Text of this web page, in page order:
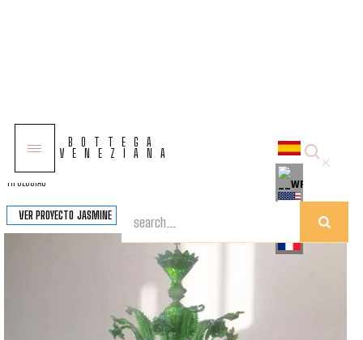
BOTTEGA
VENEZIANA
SOLUCIONES
TIPOLOGÍAS
VER PROYECTO JASMINE